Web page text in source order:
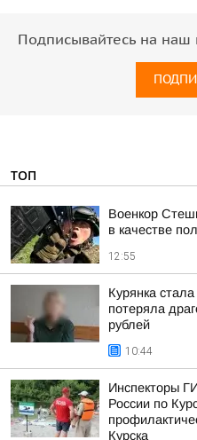
Подписывайтесь на наш
ТОП
Военкор
в качестве
12:55
Курянка
потеряла
рублей
10:44
Инспекторы
России по
Курска